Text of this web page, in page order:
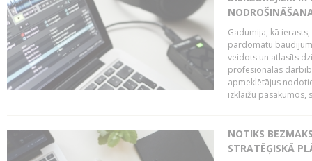
Gadumija, kā
pārdomātu
veidots un atlasīts
profesionālās
apmeklētājus
izklaižu pasākumos,
NOTIKS
STRATĒĢISKĀ